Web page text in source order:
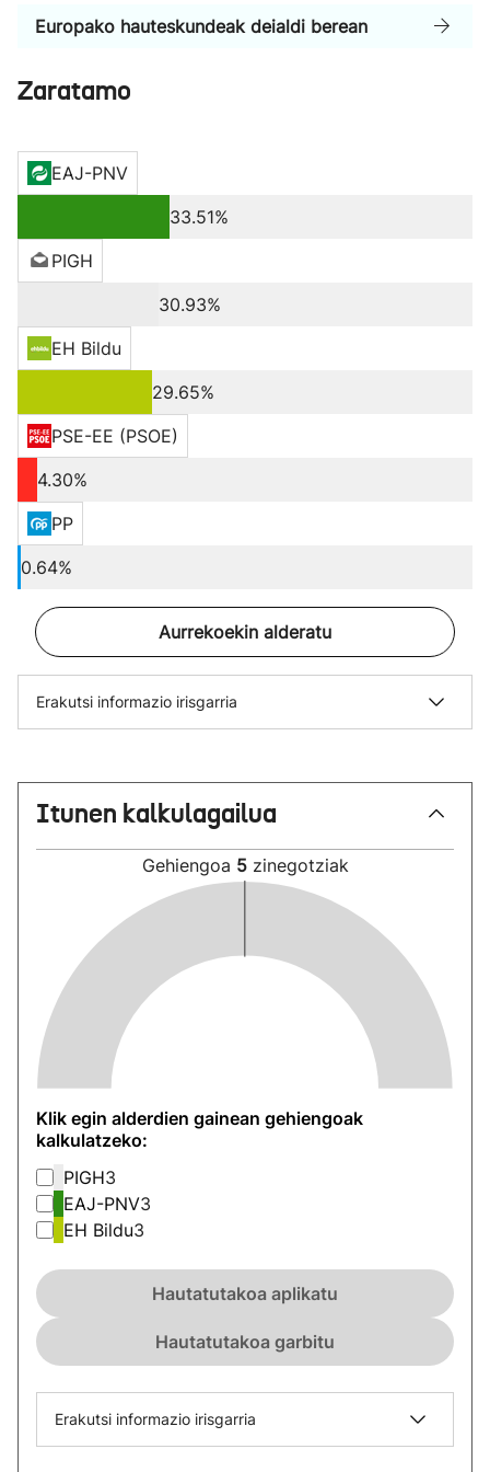
Europako hauteskundeak deialdi berean
Zaratamo
EAJ-PNV
33.51%
PIGH
30.93%
EH Bildu
29.65%
PSE-EE (PSOE)
4.30%
PP
0.64%
Aurrekoekin alderatu
Erakutsi informazio irisgarria
Itunen kalkulagailua
Gehiengoa 5 zinegotziak
Klik egin alderdien gainean gehiengoak
kalkulatzeko:
PIGH3
EAJ-PNV3
EH Bildu3
Hautatutakoa aplikatu
Hautatutakoa garbitu
Erakutsi informazio irisgarria